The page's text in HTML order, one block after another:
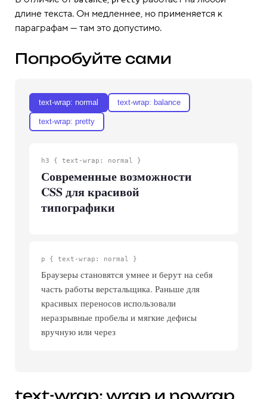
длине текста. Он медленнее, но применяется к
параграфам — там это допустимо.
Попробуйте сами
text-wrap: normal text-wrap: balance
text-wrap: pretty
h3 { text-wrap: normal }
Современные возможности
CSS для красивой
типографики
p { text-wrap: normal }
Браузеры становятся умнее и берут на себя
часть работы верстальщика. Раньше для
красивых переносов использовали
неразрывные пробелы и мягкие дефисы
вручную или через
text-wrap: wrap и nowrap